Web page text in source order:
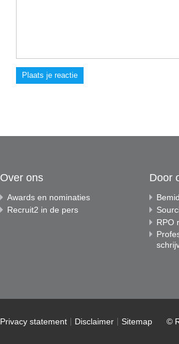
Plaats je reactie
Over ons
Awards en nominaties
Recruit2 in de pers
Door
RPO
Privacy statement Disclaimer Sitemap ©